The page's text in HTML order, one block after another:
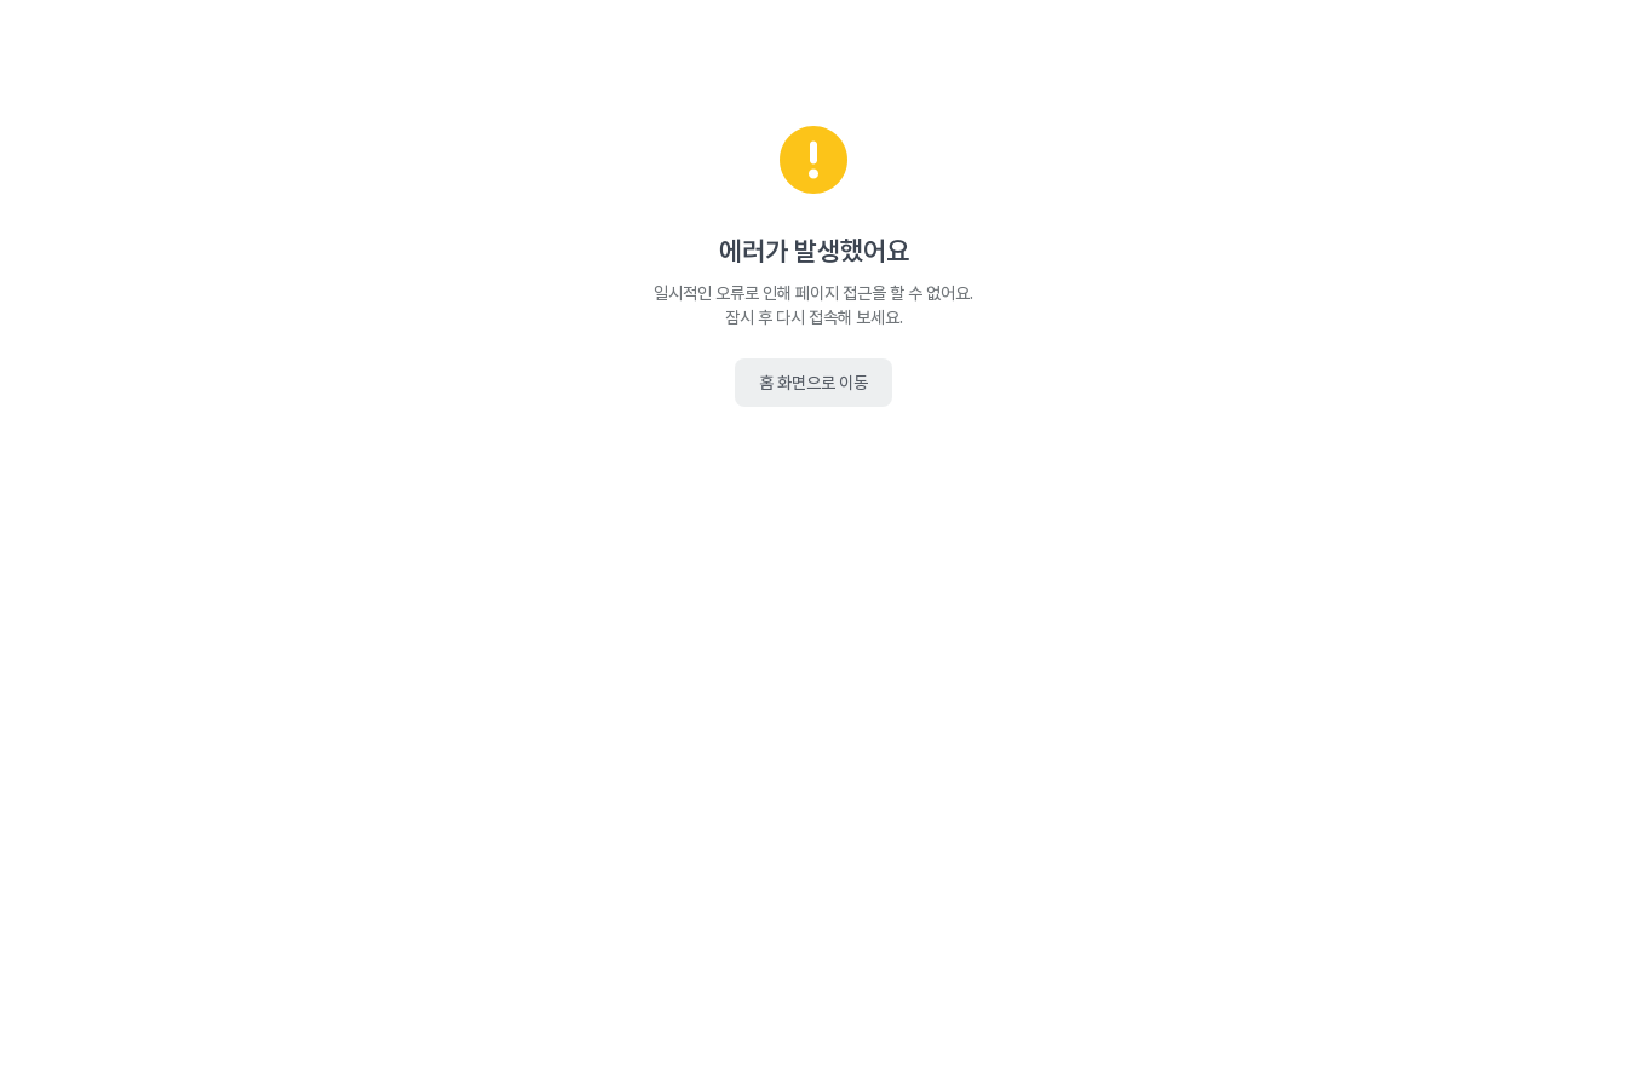
에러가 발생했어요
일시적인 오류로 인해 페이지 접근을 할 수 없어요.
잠시 후 다시 접속해 보세요.
홈 화면으로 이동